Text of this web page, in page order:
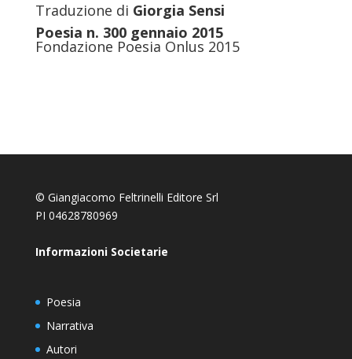
Traduzione di Giorgia Sensi
Poesia n. 300 gennaio 2015
Fondazione Poesia Onlus 2015
© Giangiacomo Feltrinelli Editore Srl
PI 04628780969
Informazioni Societarie
Poesia
Narrativa
Autori